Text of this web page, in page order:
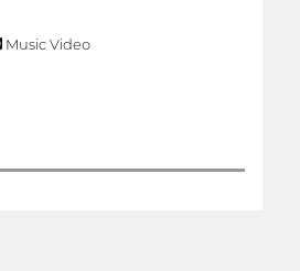
Music Video